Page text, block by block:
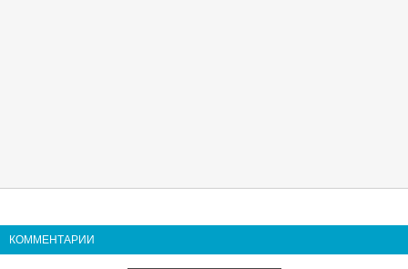
КОММЕНТАРИИ